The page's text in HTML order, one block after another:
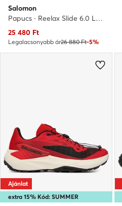
Salomon
Papucs · Reelax Slide 6.0 L47112400 · Fekete
Aktuális ár
25 480 Ft
Legalacsonyabb ár26 880 Ft-5%
extra 15% Kód: SUMMER
Ajánlat